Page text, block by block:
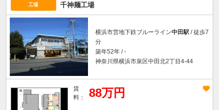
工場 千神麺工場
横浜市営地下鉄ブルーライン中田駅 / 徒歩7
分
築年52年 / -
神奈川県横浜市泉区中田北2丁目4-44
賃
料：
88万円